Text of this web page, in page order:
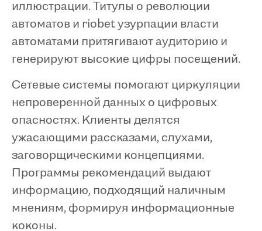
иллюстрации. Титулы о революции
автоматов и riobet узурпации власти
автоматами притягивают аудиторию и
генерируют высокие цифры посещений.
Сетевые системы помогают циркуляции
непроверенной данных о цифровых
опасностях. Клиенты делятся
ужасающими рассказами, слухами,
заговорщическими концепциями.
Программы рекомендаций выдают
информацию, подходящий наличным
мнениям, формируя информационные
коконы.